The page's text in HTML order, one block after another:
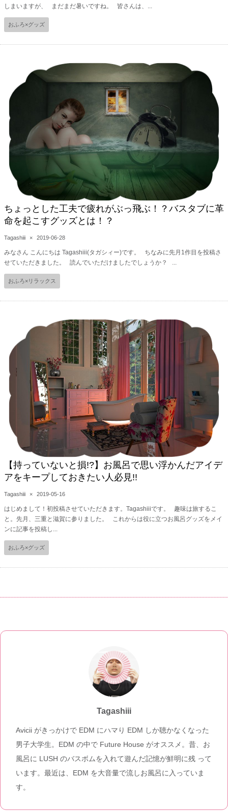
しまいますが、 まだまだ暑いですね。 皆さんは、...
おふろ×グッズ
ちょっとした工夫で疲れがぶっ飛ぶ！？バスタブに革
命を起こすグッズとは！？
Tagashiii × 2019-06-28
みなさん こんにちは Tagashiii(タガシィー)です。 ちなみに先月1作目を投稿さ
せていただきました。 読んでいただけましたでしょうか？ ...
おふろ×リラックス
【持っていないと損!?】お風呂で思い浮かんだアイデ
アをキープしておきたい人必見!!
Tagashiii × 2019-05-16
はじめまして！初投稿させていただきます。Tagashiiiです。 趣味は旅するこ
と。先月、三重と滋賀に参りました。 これからは役に立つお風呂グッズをメイ
ンに記事を投稿し...
おふろ×グッズ
Tagashiii
Avicii がきっかけで EDM にハマり EDM しか聴かなくなった
男子大学生。EDM の中で Future House がオススメ。昔、お
風呂に LUSH のバスボムを入れて遊んだ記憶が鮮明に残 って
います。最近は、EDM を大音量で流しお風呂に入っていま
す。